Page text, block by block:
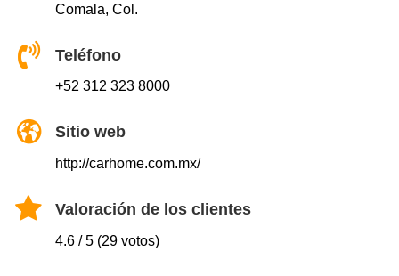
Comala, Col.
Teléfono
+52 312 323 8000
Sitio web
http://carhome.com.mx/
Valoración de los clientes
4.6 / 5 (29 votos)